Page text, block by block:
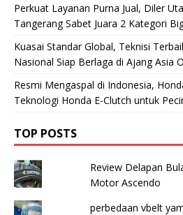
Perkuat Layanan Purna Jual, Diler
Tangerang Sabet Juara 2 Kategori
Kuasai Standar Global, Teknisi
Nasional Siap Berlaga di Ajang Asia
Resmi Mengaspal di Indonesia,
Teknologi Honda E-Clutch untuk
TOP POSTS
Review Delapan
Motor Ascendo
perbedaan vbelt